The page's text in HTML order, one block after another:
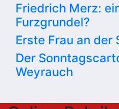
Friedrich Merz:
Furzgrundel?
Erste Frau an der
Der
Weyrauch